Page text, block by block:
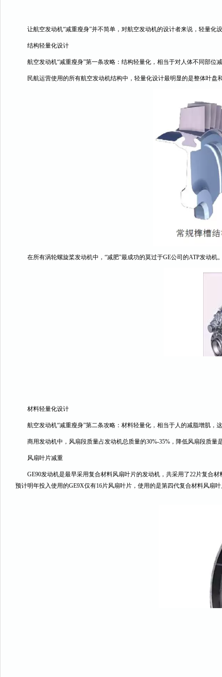
让航空发动机“减重瘦身”并不简单，对航空发动机的设计者来说，轻量
结构轻量化设计
航空发动机“减重瘦身”第一条攻略：结构轻量化，相当于对人体不同部
民航运营使用的所有航空发动机结构中，轻量化设计最明显的是整体叶
在所有涡轮螺旋桨发动机中，“减肥”最成功的莫过于GE公司的ATP发动
材料轻量化设计
航空发动机“减重瘦身”第二条攻略：材料轻量化，相当于人的减脂增肌，
商用发动机中，风扇段质量占发动机总质量的30%-35%，降低风扇段质
风扇叶片减重
GE90发动机是最早采用复合材料风扇叶片的发动机，共采用了22片复合
预计明年投入使用的GE9X仅有16片风扇叶片，使用的是第四代复合材料风扇